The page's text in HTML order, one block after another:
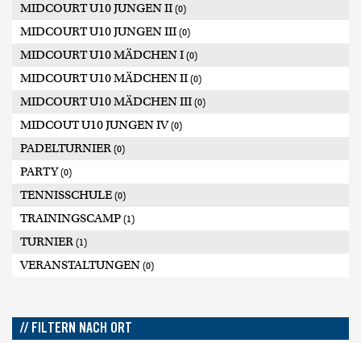
MIDCOURT U10 JUNGEN II (0)
MIDCOURT U10 JUNGEN III (0)
MIDCOURT U10 MÄDCHEN I (0)
MIDCOURT U10 MÄDCHEN II (0)
MIDCOURT U10 MÄDCHEN III (0)
MIDCOUT U10 JUNGEN IV(0)
PADELTURNIER (0)
PARTY(0)
TENNISSCHULE (0)
TRAININGSCAMP (1)
TURNIER (1)
VERANSTALTUNGEN (0)
// FILTERN NACH ORT